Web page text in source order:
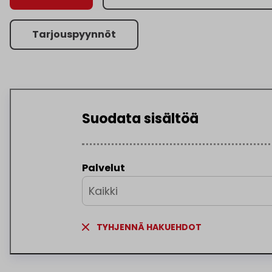
Tarjouspyynnöt
Suodata sisältöä
Palvelut
Kaikki
TYHJENNÄ HAKUEHDOT